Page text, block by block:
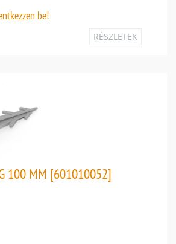
be!
RÉSZLETEK
100 MM [601010052]